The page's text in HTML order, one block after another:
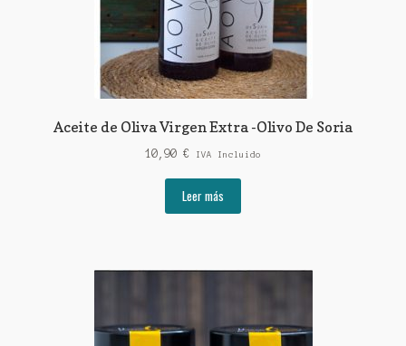
Aceite de Oliva Virgen Extra -Olivo De Soria
10,90 € IVA Incluido
Leer más